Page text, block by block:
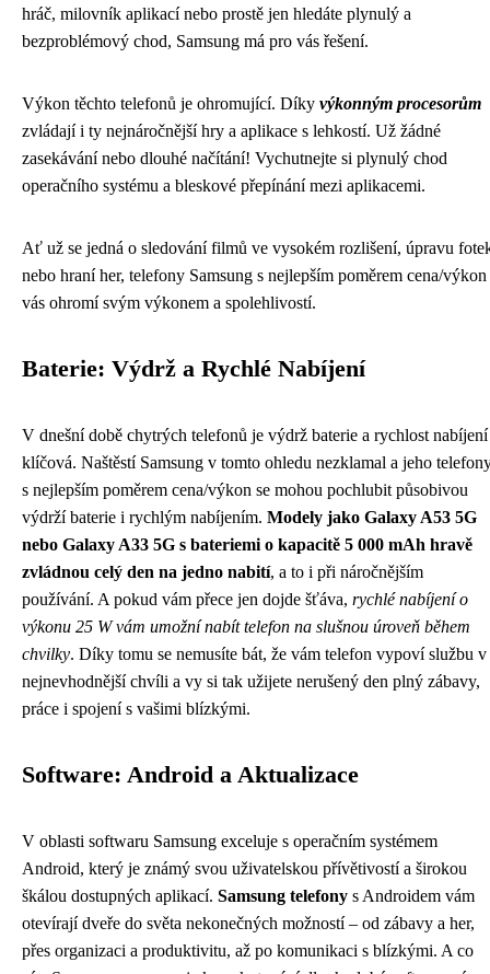
hráč, milovník aplikací nebo prostě jen hledáte plynulý a
bezproblémový chod, Samsung má pro vás řešení.
Výkon těchto telefonů je ohromující. Díky výkonným procesorům
zvládají i ty nejnáročnější hry a aplikace s lehkostí. Už žádné
zasekávání nebo dlouhé načítání! Vychutnejte si plynulý chod
operačního systému a bleskové přepínání mezi aplikacemi.
Ať už se jedná o sledování filmů ve vysokém rozlišení, úpravu
nebo hraní her, telefony Samsung s nejlepším poměrem cena/výkon
vás ohromí svým výkonem a spolehlivostí.
Baterie: Výdrž a Rychlé Nabíjení
V dnešní době chytrých telefonů je výdrž baterie a rychlost nabíjení
klíčová. Naštěstí Samsung v tomto ohledu nezklamal a jeho
s nejlepším poměrem cena/výkon se mohou pochlubit působivou
výdrží baterie i rychlým nabíjením. Modely jako Galaxy A53 5G
nebo Galaxy A33 5G s bateriemi o kapacitě 5 000 mAh hravě
zvládnou celý den na jedno nabití, a to i při náročnějším
používání. A pokud vám přece jen dojde šťáva, rychlé nabíjení o
výkonu 25 W vám umožní nabít telefon na slušnou úroveň během
chvilky. Díky tomu se nemusíte bát, že vám telefon vypoví službu v
nejnevhodnější chvíli a vy si tak užijete nerušený den plný zábavy,
práce i spojení s vašimi blízkými.
Software: Android a Aktualizace
V oblasti softwaru Samsung exceluje s operačním systémem
Android, který je známý svou uživatelskou přívětivostí a širokou
škálou dostupných aplikací. Samsung telefony s Androidem vám
otevírají dveře do světa nekonečných možností – od zábavy a her,
přes organizaci a produktivitu, až po komunikaci s blízkými. A co